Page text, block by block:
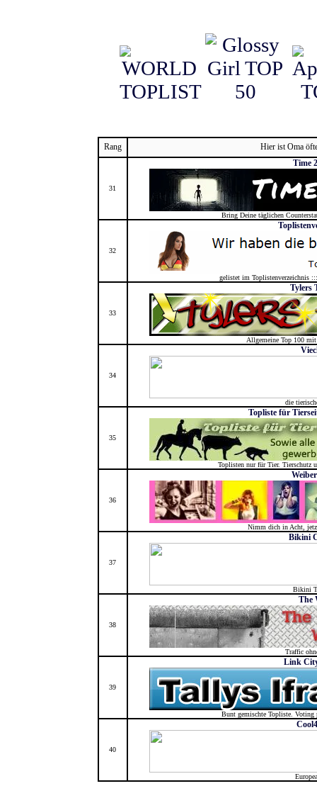
Rang Hier ist Oma
31
Time
Bring Deine täglichen
32
gelistet im Toplistenverzeichnis
33
Tylers
Allgemeine Top 100 mit
34
die
35
Topliste für
Toplisten nur für Tier. Tierschutz
36
Nimm dich in Acht,
37
Bikini
Bikini
38
The
Traffic
39
Link
Bunt gemischte Topliste.
40